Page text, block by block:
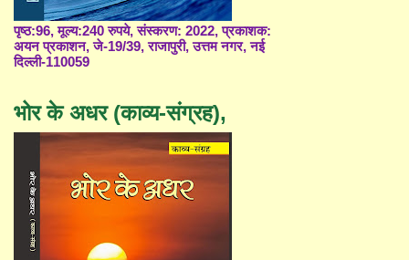
पृष्ठ:96, मूल्य:240 रुपये, संस्करण: 2022, प्रकाशक:
अयन प्रकाशन, जे-19/39, राजापुरी, उत्तम नगर, नई
दिल्ली-110059
भोर के अधर (काव्य-संग्रह),